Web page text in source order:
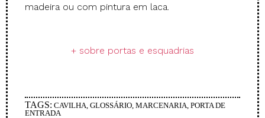
madeira ou com pintura em laca.
+ sobre portas e esquadrias
TAGS: CAVILHA, GLOSSÁRIO, MARCENARIA, PORTA DE
ENTRADA